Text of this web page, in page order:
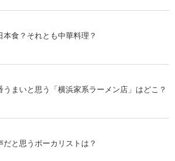
本食？それとも中華料理？
うまいと思う「横浜家系ラーメン店」はどこ？
だと思うボーカリストは？